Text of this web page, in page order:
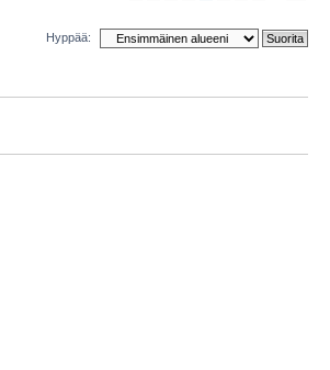
Hyppää: